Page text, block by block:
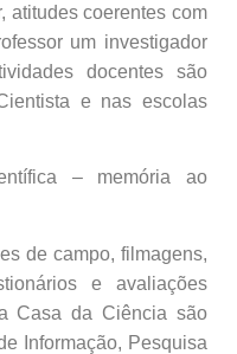
atitudes coerentes com
um investigador
docentes são
e nas escolas
– memória ao
de campo, filmagens,
e avaliações
Casa da Ciência são
Informação, Pesquisa